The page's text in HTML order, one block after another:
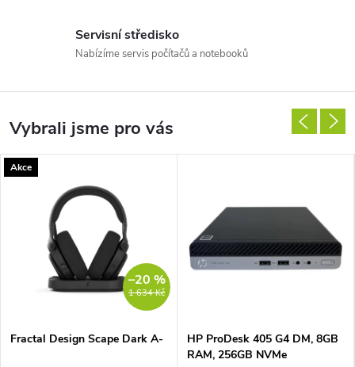
p
o
č
t
Servisní středisko
Nabízíme servis počítačů a notebooků
Vybrali jsme pro vás
Akce
1 634 Kč
–20 %
Fractal Design Scape Dark A-
HP ProDesk 405 G4 DM, 8GB
RAM, 256GB NVMe